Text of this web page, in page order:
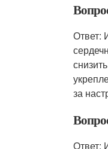
Ответ:
за
Ответ: